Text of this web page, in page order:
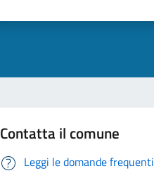
Contatta il comune
Leggi le domande frequenti